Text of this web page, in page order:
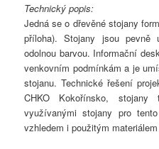
Technický popis:
Jedná se o dřevěné stojany
příloha). Stojany jsou pevně
odolnou barvou. Informační
venkovním podmínkám a je
stojanu. Technické řešení
CHKO Kokořínsko,
využívanými stojany pro
vzhledem i použitým